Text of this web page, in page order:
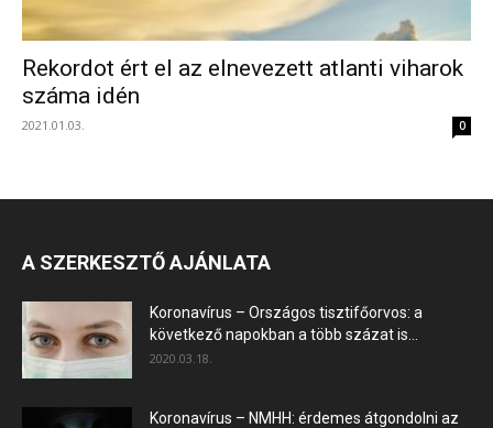
Rekordot ért el az elnevezett atlanti viharok
száma idén
2021.01.03. 0
A SZERKESZTŐ AJÁNLATA
Koronavírus – Országos tisztifőorvos: a
következő napokban a több százat is...
2020.03.18.
Koronavírus – NMHH: érdemes átgondolni az